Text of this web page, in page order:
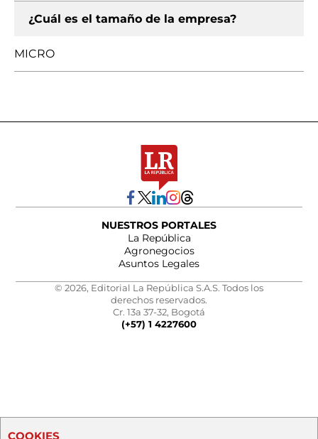
¿Cuál es el tamaño de la empresa?
MICRO
NUESTROS PORTALES
La República
Agronegocios
Asuntos Legales
© 2026, Editorial La República S.A.S. Todos los
derechos reservados.
Cr. 13a 37-32, Bogotá
(+57) 1 4227600
COOKIES